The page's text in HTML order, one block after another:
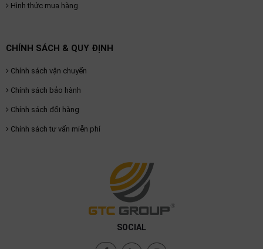
Hình thức mua hàng
CHÍNH SÁCH & QUY ĐỊNH
Chính sách vận chuyển
Chính sách bảo hành
Chính sách đổi hàng
Chính sách tư vấn miễn phí
SOCIAL